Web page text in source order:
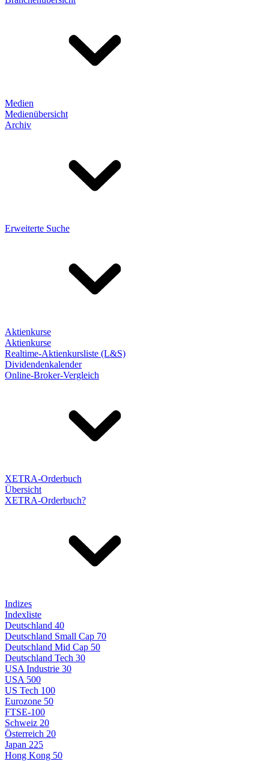
Medien
Medienübersicht
Archiv
Erweiterte Suche
Aktienkurse
Aktienkurse
Realtime-Aktienkursliste (L&S)
Dividendenkalender
Online-Broker-Vergleich
XETRA-Orderbuch
Übersicht
XETRA-Orderbuch?
Indizes
Indexliste
Deutschland 40
Deutschland Small Cap 70
Deutschland Mid Cap 50
Deutschland Tech 30
USA Industrie 30
USA 500
US Tech 100
Eurozone 50
FTSE-100
Schweiz 20
Österreich 20
Japan 225
Hong Kong 50